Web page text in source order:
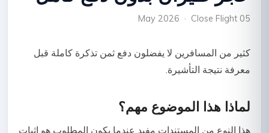
05 May 2026 · Close Flight
كثير من المسافرين لا يفضلون دفع ثمن تذكرة كاملة قبل
معرفة نتيجة التأشيرة.
لماذا هذا الموضوع مهم؟
هذا النوع من المستندات مفيد عندما يكون المطلوب هو إثبات